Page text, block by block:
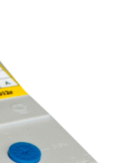
Стремянки с
Стремянки с